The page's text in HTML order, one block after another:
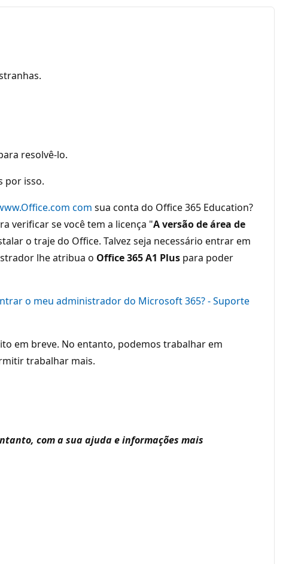
resolvê-lo.
por isso.
com sua conta do Office 365 Education?
verificar se você tem a licença "A versão de área de
o traje do Office. Talvez seja necessário entrar em
lhe atribua o Office 365 A1 Plus para poder
o meu administrador do Microsoft 365? - Suporte
em breve. No entanto, podemos trabalhar em
trabalhar mais.
com a sua ajuda e informações mais